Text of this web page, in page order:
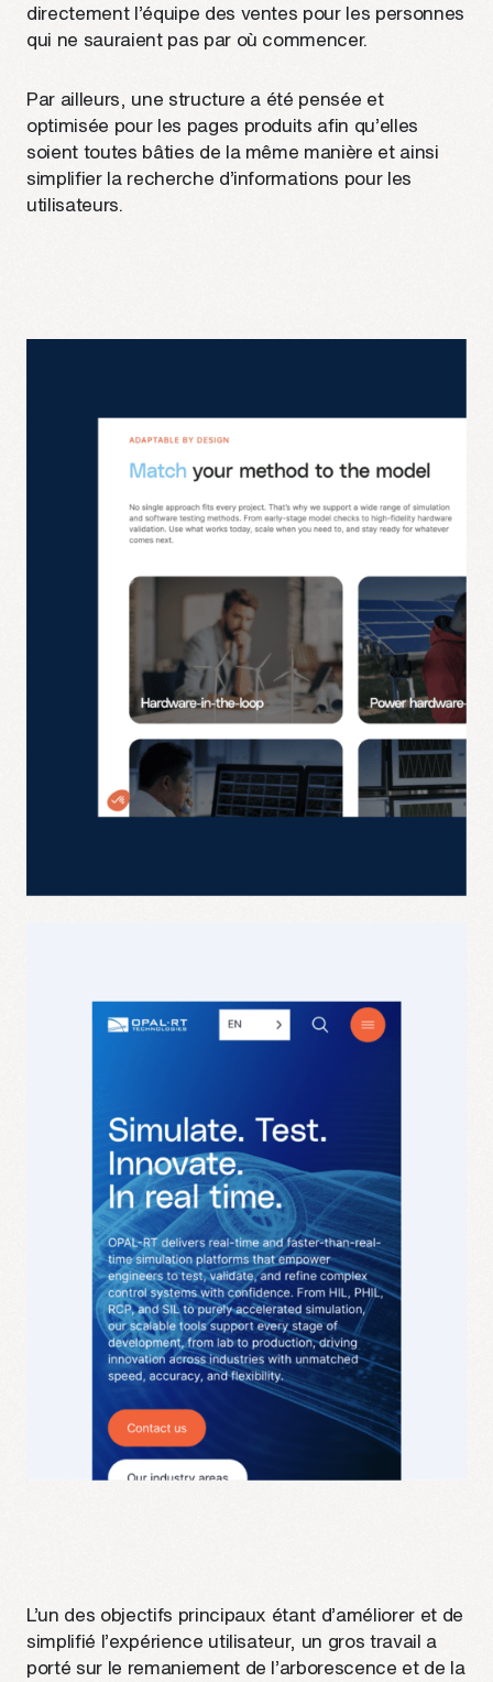
directement l’équipe des ventes pour les personnes
qui ne sauraient pas par où commencer.
Par ailleurs, une structure a été pensée et
optimisée pour les pages produits afin qu’elles
soient toutes bâties de la même manière et ainsi
simplifier la recherche d’informations pour les
utilisateurs.
L’un des objectifs principaux étant d’améliorer et de
simplifié l’expérience utilisateur, un gros travail a
porté sur le remaniement de l’arborescence et de la